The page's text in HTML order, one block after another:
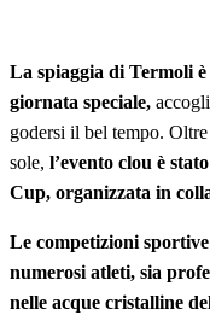
La spiaggia di Termoli
giornata speciale,
godersi il bel tempo.
sole, l’evento clou è
Cup, organizzata in
Le competizioni
numerosi atleti, sia
nelle acque cristalline